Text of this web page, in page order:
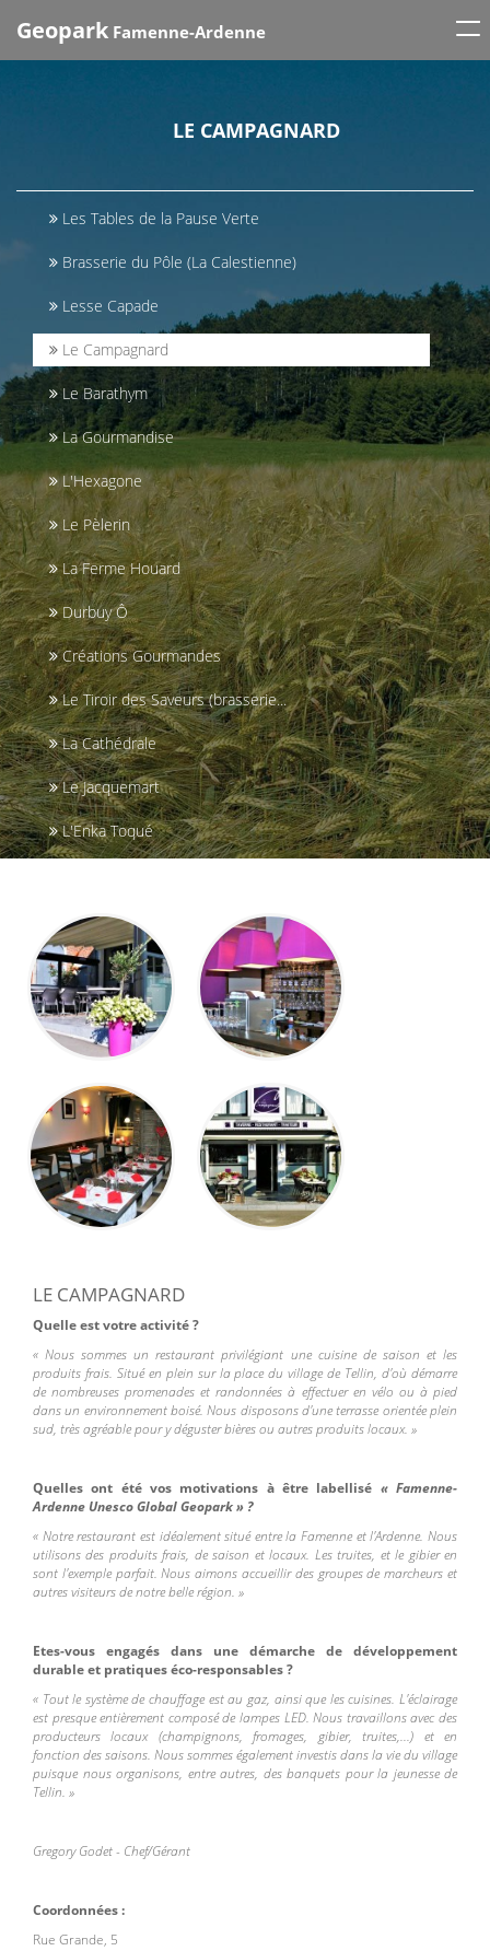
Geopark Famenne-Ardenne
LE CAMPAGNARD
Les Tables de la Pause Verte
Brasserie du Pôle (La Calestienne)
Lesse Capade
Le Campagnard
Le Barathym
La Gourmandise
L'Hexagone
Le Pèlerin
La Ferme Houard
Durbuy Ô
Créations Gourmandes
Le Tiroir des Saveurs (brasserie...
La Cathédrale
Le Jacquemart
L'Enka Toqué
LE CAMPAGNARD
Quelle est votre activité ?
«Nous sommes un restaurant privilégiant une cuisine de saison et les
produits frais. Situé en plein sur la place du village de Tellin, d'où démarre
de nombreuses promenades et randonnées à effectuer en vélo ou à pied
dans un environnement boisé. Nous disposons d'une terrasse orientée plein
sud, très agréable pour y déguster bières ou autres produits locaux. »
Quelles ont été vos motivations à être labellisé « Famenne-
Ardenne Unesco Global Geopark » ?
« Notre restaurant est idéalement situé entre la Famenne et l'Ardenne. Nous
utilisons des produits frais, de saison et locaux. Les truites, et le gibier en
sont l'exemple parfait. Nous aimons accueillir des groupes de marcheurs et
autres visiteurs de notre belle région. »
Etes-vous engagés dans une démarche de développement
durable et pratiques éco-responsables ?
« Tout le système de chauffage est au gaz, ainsi que les cuisines. L'éclairage
est presque entièrement composé de lampes LED. Nous travaillons avec des
producteurs locaux (champignons, fromages, gibier, truites,...) et en
fonction des saisons. Nous sommes également investis dans la vie du village
puisque nous organisons, entre autres, des banquets pour la jeunesse de
Tellin. »
Gregory Godet - Chef/Gérant
Coordonnées :
Rue Grande, 5